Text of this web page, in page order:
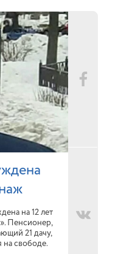
на 12 лет
Пенсионер,
21 дачу,
на свободе.